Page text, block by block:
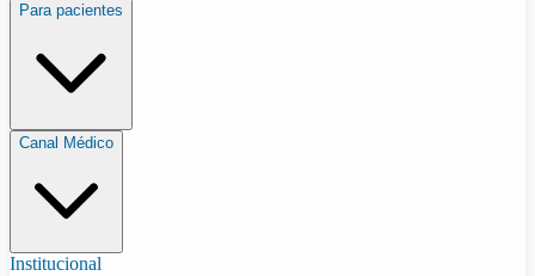
Para pacientes
Canal Médico
Institucional